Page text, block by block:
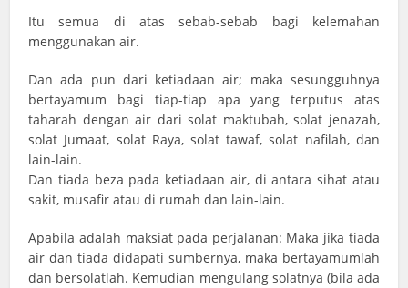
Itu semua di atas sebab-sebab bagi kelemahan
menggunakan air.
Dan ada pun dari ketiadaan air; maka sesungguhnya
bertayamum bagi tiap-tiap apa yang terputus atas
taharah dengan air dari solat maktubah, solat jenazah,
solat Jumaat, solat Raya, solat tawaf, solat nafilah, dan
lain-lain.
Dan tiada beza pada ketiadaan air, di antara sihat atau
sakit, musafir atau di rumah dan lain-lain.
Apabila adalah maksiat pada perjalanan: Maka jika tiada
air dan tiada didapati sumbernya, maka bertayamumlah
dan bersolatlah. Kemudian mengulang solatnya (bila ada